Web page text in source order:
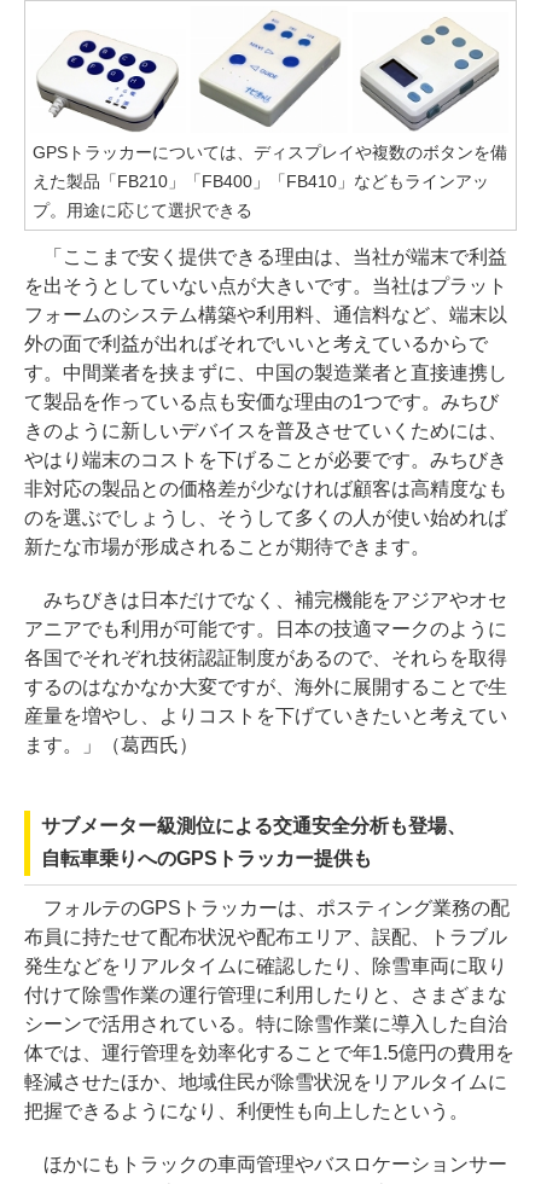
GPSトラッカーについては、ディスプレイや複数のボタンを備
えた製品「FB210」「FB400」「FB410」などもラインアッ
プ。用途に応じて選択できる
「ここまで安く提供できる理由は、当社が端末で利益
を出そうとしていない点が大きいです。当社はプラット
フォームのシステム構築や利用料、通信料など、端末以
外の面で利益が出ればそれでいいと考えているからで
す。中間業者を挟まずに、中国の製造業者と直接連携し
て製品を作っている点も安価な理由の1つです。みちび
きのように新しいデバイスを普及させていくためには、
やはり端末のコストを下げることが必要です。みちびき
非対応の製品との価格差が少なければ顧客は高精度なも
のを選ぶでしょうし、そうして多くの人が使い始めれば
新たな市場が形成されることが期待できます。
みちびきは日本だけでなく、補完機能をアジアやオセ
アニアでも利用が可能です。日本の技適マークのように
各国でそれぞれ技術認証制度があるので、それらを取得
するのはなかなか大変ですが、海外に展開することで生
産量を増やし、よりコストを下げていきたいと考えてい
ます。」（葛西氏）
サブメーター級測位による交通安全分析も登場、
自転車乗りへのGPSトラッカー提供も
フォルテのGPSトラッカーは、ポスティング業務の配
布員に持たせて配布状況や配布エリア、誤配、トラブル
発生などをリアルタイムに確認したり、除雪車両に取り
付けて除雪作業の運行管理に利用したりと、さまざまな
シーンで活用されている。特に除雪作業に導入した自治
体では、運行管理を効率化することで年1.5億円の費用を
軽減させたほか、地域住民が除雪状況をリアルタイムに
把握できるようになり、利便性も向上したという。
ほかにもトラックの車両管理やバスロケーションサー